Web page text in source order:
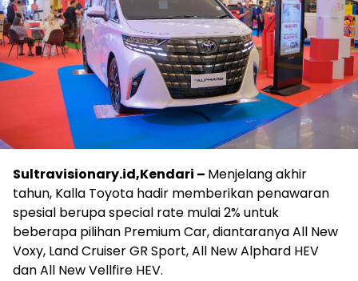
Sultravisionary.id,Kendari – Menjelang akhir
tahun, Kalla Toyota hadir memberikan penawaran
spesial berupa special rate mulai 2% untuk
beberapa pilihan Premium Car, diantaranya All New
Voxy, Land Cruiser GR Sport, All New Alphard HEV
dan All New Vellfire HEV.